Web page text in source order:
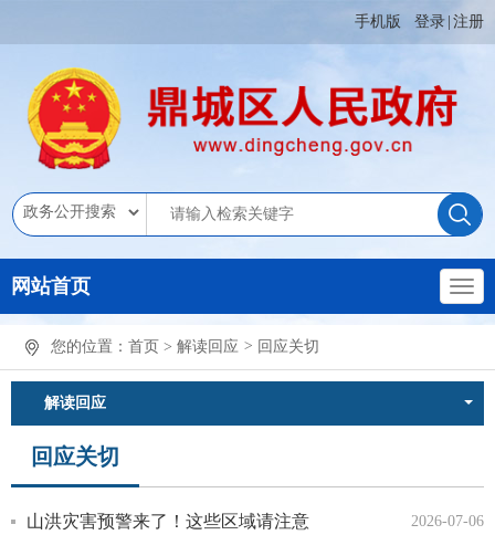
手机版 登录 注册
网站首页
您的位置： 首页 > 解读回应 > 回应关切
解读回应
回应关切
山洪灾害预警来了！这些区域请注意 2026-07-06